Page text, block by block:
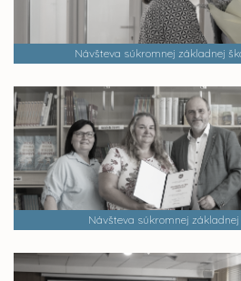
Návšteva súkromnej základnej
Návšteva súkromnej